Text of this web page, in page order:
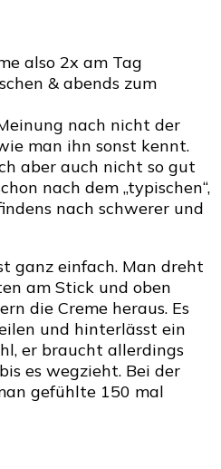
also 2x am Tag
& abends zum
nach nicht der
man ihn sonst kennt.
aber auch nicht so gut
nach dem „typischen“,
nach schwerer und
ganz einfach. Man dreht
am Stick und oben
die Creme heraus. Es
und hinterlässt ein
er braucht allerdings
es wegzieht. Bei der
gefühlte 150 mal